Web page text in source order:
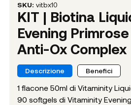
SKU: vitbx10
KIT | Biotina
Evening Primrose
Anti-Ox Complex
Descrizione Benefici
1 flacone 50ml di Vitaminity
90 softgels di Vitaminity